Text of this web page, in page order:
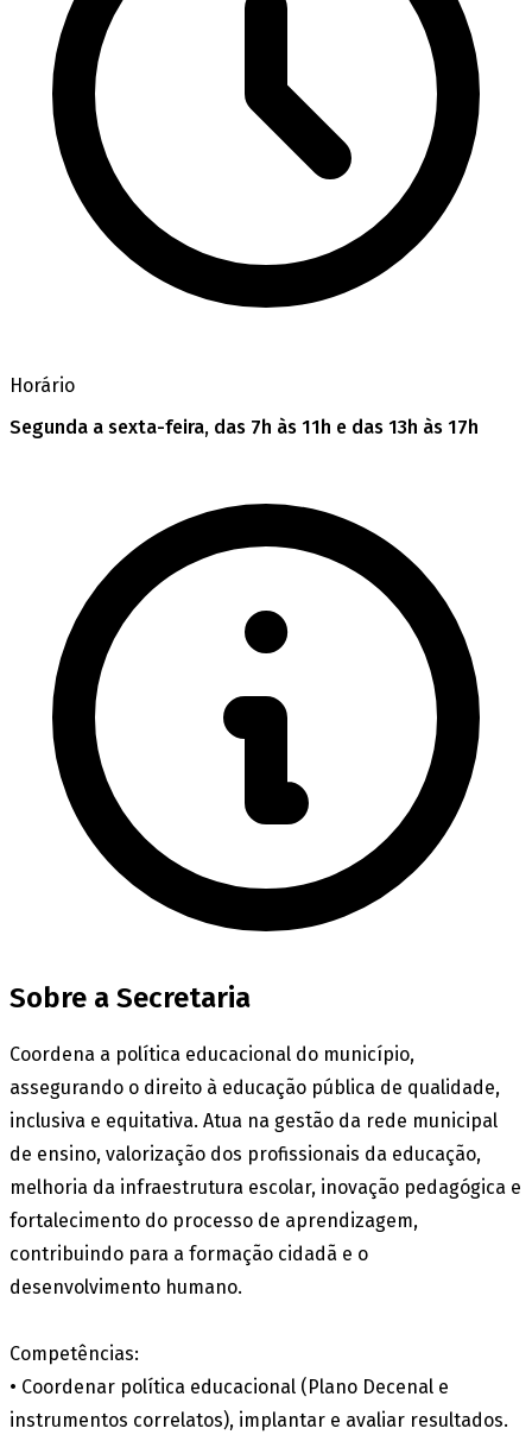
Horário
Segunda a sexta-feira, das 7h às 11h e das 13h às 17h
Sobre a Secretaria
Coordena a política educacional do município,
assegurando o direito à educação pública de qualidade,
inclusiva e equitativa. Atua na gestão da rede municipal
de ensino, valorização dos profissionais da educação,
melhoria da infraestrutura escolar, inovação pedagógica e
fortalecimento do processo de aprendizagem,
contribuindo para a formação cidadã e o
desenvolvimento humano.
Competências:
• Coordenar política educacional (Plano Decenal e
instrumentos correlatos), implantar e avaliar resultados.